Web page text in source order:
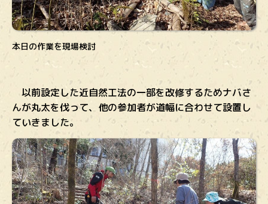
本日の作業を現場検討
以前設定した近自然工法の一部を改修するためナバさ
んが丸太を伐って、他の参加者が道幅に合わせて設置し
ていきました。